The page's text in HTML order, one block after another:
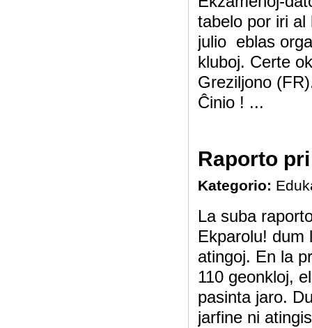
tabelo por iri
julio eblas
kluboj. Certe
Greziljono
Ĉinio ! ...
Raporto
Kategorio:
La suba
Ekparolu! dum
atingoj. En la
110 geonkloj,
pasinta jaro.
jarfine ni